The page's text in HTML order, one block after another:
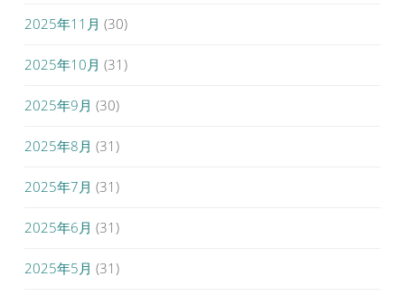
2025年11月 (30)
2025年10月 (31)
2025年9月 (30)
2025年8月 (31)
2025年7月 (31)
2025年6月 (31)
2025年5月 (31)